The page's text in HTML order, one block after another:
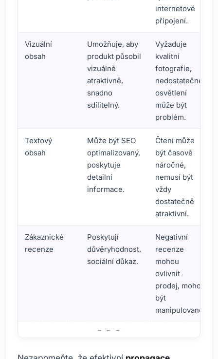
internetové
připojení.
Vizuální
obsah
Umožňuje, aby
produkt působil
vizuálně
atraktivně,
snadno
sdílitelný.
Vyžaduje
kvalitní
fotografie,
nedostatečné
osvětlení
může být
problém.
Textový
obsah
Může být SEO
optimalizovaný,
poskytuje
detailní
informace.
Čtení může
být časově
náročné,
nemusí být
vždy
dostatečně
atraktivní.
Zákaznické
recenze
Poskytují
důvěryhodnost,
sociální důkaz.
Negativní
recenze
mohou
ovlivnit
prodej, mohou
být
manipulované.